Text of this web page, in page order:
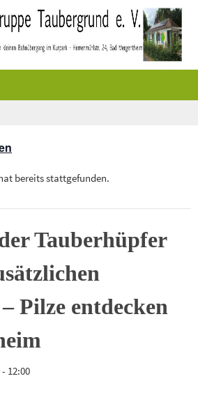
bereits stattgefunden.
Tauberhüpfer
Pilze entdecken
- 12:00